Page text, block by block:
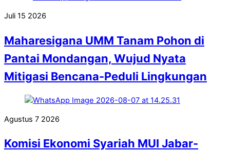
Juli 15 2026
Maharesigana UMM Tanam Pohon di
Pantai Mondangan, Wujud Nyata
Mitigasi Bencana-Peduli Lingkungan
Agustus 7 2026
Komisi Ekonomi Syariah MUI Jabar-